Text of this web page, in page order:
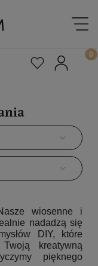
wiosenne i
nadadzą się
DIY, które
kreatywną
pięknego